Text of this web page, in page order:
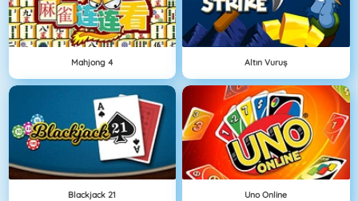
Mahjong 4 Altın Vuruş
Blackjack 21 Uno Online